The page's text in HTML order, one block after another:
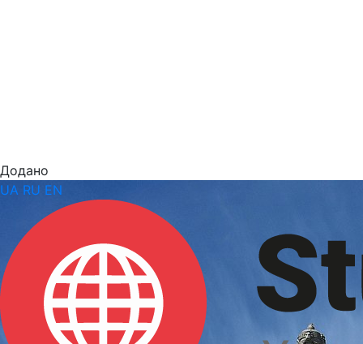
Додано
UA RU EN